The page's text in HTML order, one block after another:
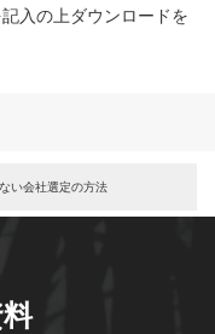
入の上ダウンロードを
い会社選定の方法